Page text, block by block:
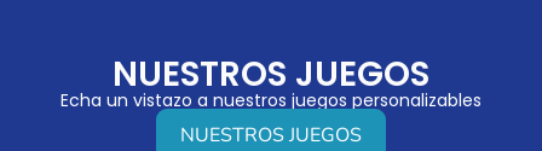
NUESTROS JUEGOS
Echa un vistazo a nuestros juegos personalizables
NUESTROS JUEGOS